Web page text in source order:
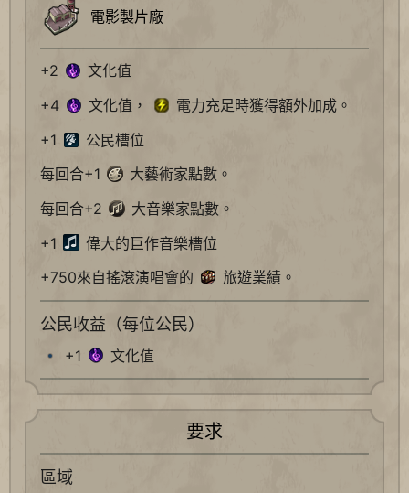
電影製片廠
+2
文化值
+4
文化值，
電力充足時獲得額外加成。
+1
公民槽位
每回合+1
大藝術家點數。
每回合+2
大音樂家點數。
+1
偉大的巨作音樂槽位
+750來自搖滾演唱會的
旅遊業績。
公民收益（每位公民）
+1 文化值
要求
區域